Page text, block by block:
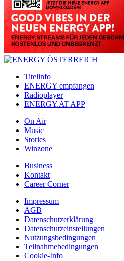
Titelinfo
ENERGY empfangen
Radioplayer
ENERGY.AT APP
On Air
Music
Stories
Winzone
Business
Kontakt
Career Corner
Impressum
AGB
Datenschutzerklärung
Datenschutzeinstellungen
Nutzungsbedingungen
Teilnahmebedingungen
Cookie-Info